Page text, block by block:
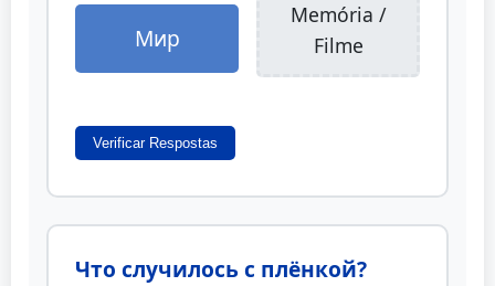
Мир
Memória /
Filme
Verificar Respostas
Что случилось с плёнкой?